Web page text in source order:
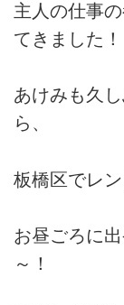
主人の仕事
てきました！
あけみも久
ら、
板橋区でレ
お昼ごろに
～！